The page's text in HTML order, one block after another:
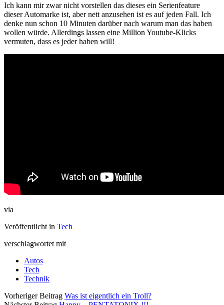
Ich kann mir zwar nicht vorstellen das dieses ein Serienfeature
dieser Automarke ist, aber nett anzusehen ist es auf jeden Fall. Ich
denke nun schon 10 Minuten darüber nach warum man das haben
wollen würde. Allerdings lassen eine Million Youtube-Klicks
vermuten, dass es jeder haben will!
via
Veröffentlicht in Tech
verschlagwortet mit
Autos
Tech
Technik
Vorheriger Beitrag Was ist eigentlich ein Troll?